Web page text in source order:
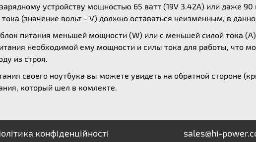
устройству мощностью 65 ватт (19V 3.42A) или даже 90
(значение вольт - V) должно оставаться неизменным, в
питания меньшей мощности (W) или с меньшей силой тока
необходимой ему мощности и силы тока для работы, что
из строя.
своего ноутбука вы можете увидеть на обратной стороне
который шел в комлекте.
конфіденційності sales@hi-